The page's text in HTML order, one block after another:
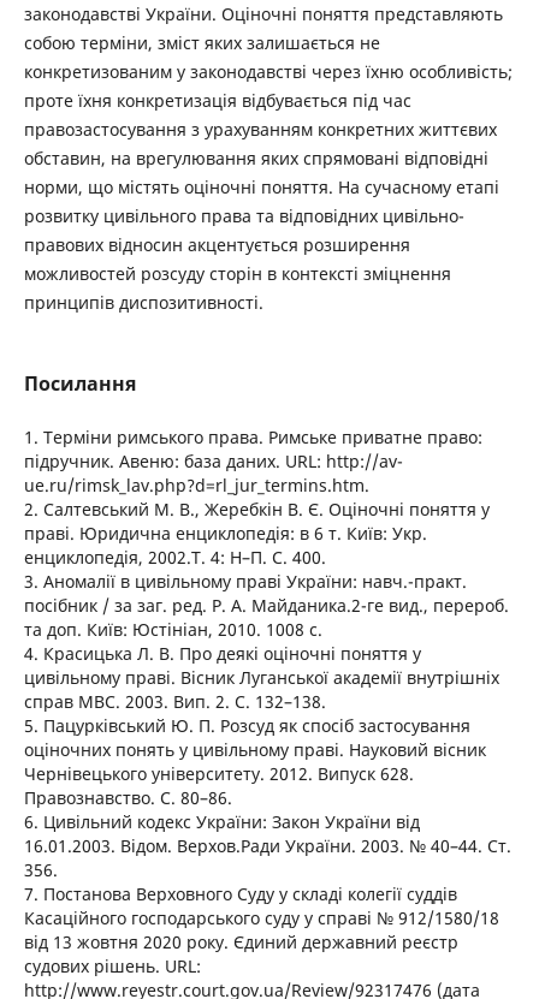
законодавстві України. Оціночні поняття представляють
собою терміни, зміст яких залишається не
конкретизованим у законодавстві через їхню особливість;
проте їхня конкретизація відбувається під час
правозастосування з урахуванням конкретних життєвих
обставин, на врегулювання яких спрямовані відповідні
норми, що містять оціночні поняття. На сучасному етапі
розвитку цивільного права та відповідних цивільно-
правових відносин акцентується розширення
можливостей розсуду сторін в контексті зміцнення
принципів диспозитивності.
Посилання
1. Терміни римського права. Римське приватне право:
підручник. Авеню: база даних. URL: http://av-
ue.ru/rimsk_lav.php?d=rl_jur_termins.htm.
2. Салтевський М. В., Жеребкін В. Є. Оціночні поняття у
праві. Юридична енциклопедія: в 6 т. Київ: Укр.
енциклопедія, 2002.Т. 4: Н–П. С. 400.
3. Аномалії в цивільному праві України: навч.-практ.
посібник / за заг. ред. Р. А. Майданика.2-ге вид., перероб.
та доп. Київ: Юстініан, 2010. 1008 с.
4. Красицька Л. В. Про деякі оціночні поняття у
цивільному праві. Вісник Луганської академії внутрішніх
справ МВС. 2003. Вип. 2. С. 132–138.
5. Пацурківський Ю. П. Розсуд як спосіб застосування
оціночних понять у цивільному праві. Науковий вісник
Чернівецького університету. 2012. Випуск 628.
Правознавство. С. 80–86.
6. Цивільний кодекс України: Закон України вiд
16.01.2003. Відом. Верхов.Ради України. 2003. № 40–44. Ст.
356.
7. Постанова Верховного Суду у складі колегії суддів
Касаційного господарського суду у справі № 912/1580/18
від 13 жовтня 2020 року. Єдиний державний реєстр
судових рішень. URL:
http://www.reyestr.court.gov.ua/Review/92317476 (дата